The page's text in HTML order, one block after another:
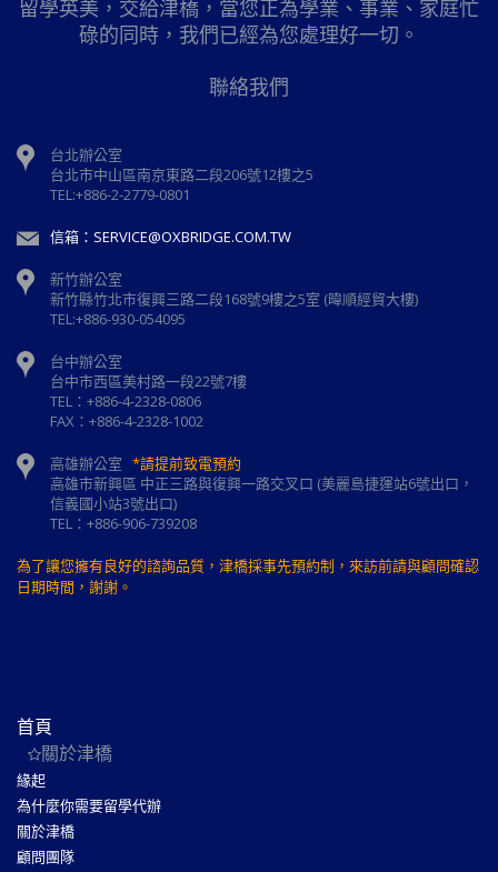
留學英美，交給津橋，當您正為學業、事業、家庭忙
碌的同時，我們已經為您處理好一切。
聯絡我們
台北辦公室
台北市中山區南京東路二段206號12樓之5
TEL:+886-2-2779-0801
信箱：SERVICE@OXBRIDGE.COM.TW
新竹辦公室
新⽵縣⽵北市復興三路⼆段168號9樓之5室 (暐順經貿大樓)
TEL:+886-930-054095
台中辦公室
台中市西區美村路一段22號7樓
TEL：+886-4-2328-0806
FAX：+886-4-2328-1002
高雄辦公室 *請提前致電預約
高雄市新興區 中正三路與復興一路交叉口 (美麗島捷運站6號出口，
信義國小站3號出口)
TEL：+886-906-739208
為了讓您擁有良好的諮詢品質，津橋採事先預約制，來訪前請與顧問確認
日期時間，謝謝。
首頁
關於津橋
緣起
為什麼你需要留學代辦
關於津橋
顧問團隊